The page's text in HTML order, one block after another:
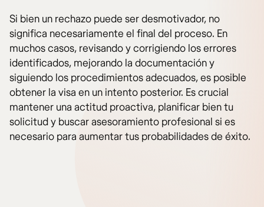
Si bien un rechazo puede ser desmotivador, no
significa necesariamente el final del proceso. En
muchos casos, revisando y corrigiendo los errores
identificados, mejorando la documentación y
siguiendo los procedimientos adecuados, es posible
obtener la visa en un intento posterior. Es crucial
mantener una actitud proactiva, planificar bien tu
solicitud y buscar asesoramiento profesional si es
necesario para aumentar tus probabilidades de éxito.